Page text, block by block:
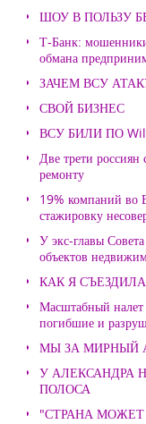
ШОУ В ПОЛЬЗУ
Т-Банк:
обмана
ЗАЧЕМ ВСУ
СВОЙ БИЗНЕС
ВСУ БИЛИ ПО
Две трети россиян
ремонту
19% компаний во
стажировку
У экс-главы
объектов
КАК Я
Масштабный налет
погибшие и
МЫ ЗА МИРНЫЙ
У АЛЕКСАНДРА
ПОЛОСА
"СТРАНА МОЖЕТ